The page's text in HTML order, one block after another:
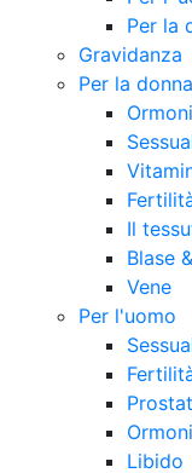
Per la
Gravidanza
Per la donna
Ormoni
Il
Blase
Vene
Per l'uomo
Ormoni
Libido